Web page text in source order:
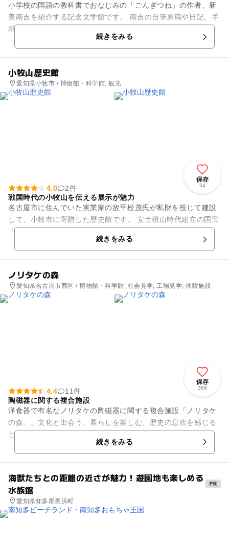
小学校の国語の教科書でおなじみの「ごんぎつね」の作者、新
美南吉を紹介する記念文学館です。 南吉の自筆原稿や日記、手
紙といった興味深い展示品もあれば、代表作のジオラマもあ
り、想像の世界だった物語...続きをみる
小牧山歴史館
愛知県小牧市 / 博物館・科学館, 観光
保存
54
4.0
2件
戦国時代の小牧山を伝える展示が魅力
名古屋市に住んでいた実業家の故平松茂氏が私財を投じて建設
して、小牧市に寄贈した歴史館です。 安土桃山時代建立の国宝
「飛雲閣」をモデルに設計し、当時の面影を現代に伝えていま
続きをみる
ノリタケの森
愛知県名古屋市西区 / 博物館・科学館, 社会見学, 工場見学, 体験施設
保存
369
4.4
11件
陶磁器に関する複合施設
洋食器で有名なノリタケの陶磁器に関する複合施設「ノリタケ
の森」。文化と出会う、暮らしを楽しむ、歴史の息吹を感じる
という3つゾーンを配し、憩いの場としてのリラクゼーション
続きをみる
海獣たちとの距離の近さが魅力！遊園地も楽しめる
水族館
愛知県知多郡美浜町